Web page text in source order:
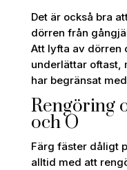
Det är också bra
dörren från
Att lyfta av dörren
underlättar oftast,
har begränsat
Rengöring
och O
Färg fäster dåligt
alltid med att